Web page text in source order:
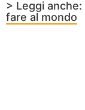
> Leggi anche:
fare al mondo